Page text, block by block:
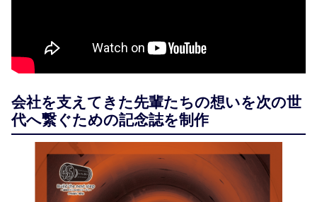
会社を支えてきた先輩たちの想いを次の世
代へ繋ぐための記念誌を制作